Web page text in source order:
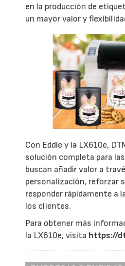
en la producción de
un mayor valor y
Con Eddie y la LX610e,
solución completa para
buscan añadir valor a
personalización, reforzar
responder rápidamente a
los clientes.
Para obtener más
la LX610e, visita https://